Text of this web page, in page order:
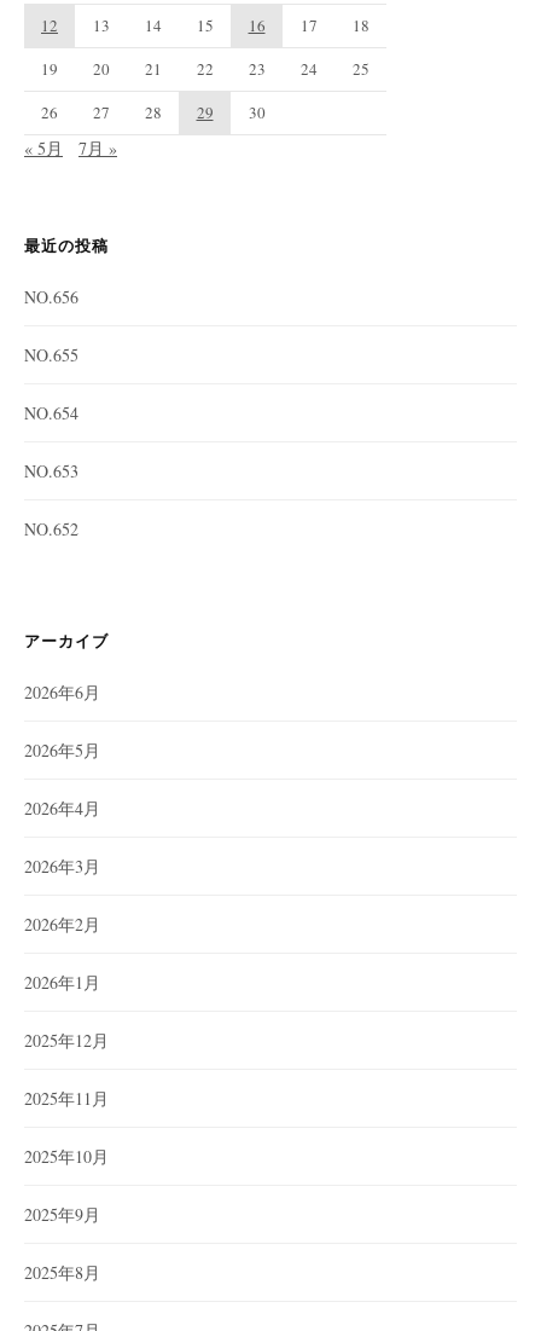
12
13 14 15 16 17
18
19
20 21 22 23 24
25
26
27 28 29 30
« 5月 7月 »
最近の投稿
NO.656
NO.655
NO.654
NO.653
NO.652
アーカイブ
2026年6月
2026年5月
2026年4月
2026年3月
2026年2月
2026年1月
2025年12月
2025年11月
2025年10月
2025年9月
2025年8月